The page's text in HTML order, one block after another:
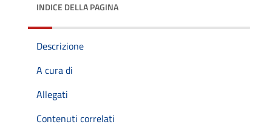
INDICE DELLA PAGINA
Descrizione
A cura di
Allegati
Contenuti correlati